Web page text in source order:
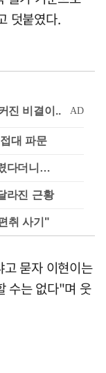
덧붙였다.
대 파문
다더니…
라진 근황
취 사기"
묻자 이현이는
수는 없다"며 웃